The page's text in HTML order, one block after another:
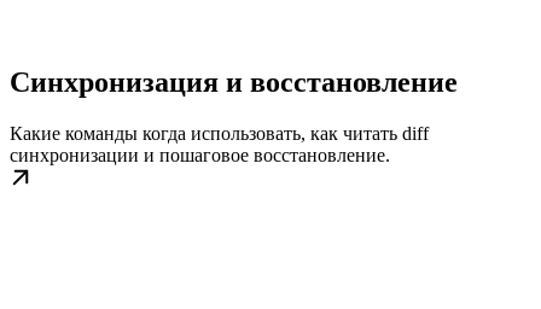
Синхронизация и восстановление
Какие команды когда использовать, как читать diff
синхронизации и пошаговое восстановление.